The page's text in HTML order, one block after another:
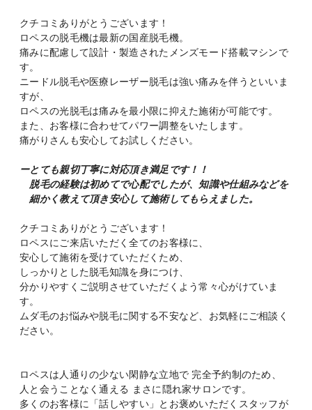
クチコミありがとうございます！
ロペスの脱毛機は最新の国産脱毛機。
痛みに配慮して設計・製造されたメンズモード搭載マシンで
す。
ニードル脱毛や医療レーザー脱毛は強い痛みを伴うといいま
すが、
ロペスの光脱毛は痛みを最小限に抑えた施術が可能です。
また、お客様に合わせてパワー調整をいたします。
痛がりさんも安心してお試しください。
ーとても親切丁寧に対応頂き満足です！！
脱毛の経験は初めてで心配でしたが、知識や仕組みなどを
細かく教えて頂き安心して施術してもらえました。
クチコミありがとうございます！
ロペスにご来店いただく全てのお客様に、
安心して施術を受けていただくため、
しっかりとした脱毛知識を身につけ、
分かりやすくご説明させていただくよう常々心がけていま
す。
ムダ毛のお悩みや脱毛に関する不安など、お気軽にご相談く
ださい。
ロペスは人通りの少ない閑静な立地で 完全予約制のため、
人と会うことなく通える まさに隠れ家サロンです。
多くのお客様に「話しやすい」とお褒めいただくスタッフが